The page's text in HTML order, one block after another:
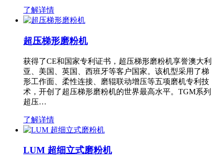
了解详情
超压梯形磨粉机
获得了CE和国家专利证书，超压梯形磨粉机享誉澳大利
亚、美国、英国、西班牙等客户国家。该机型采用了梯
形工作面、柔性连接、磨辊联动增压等五项磨机专利技
术，开创了超压梯形磨粉机的世界最高水平。TGM系列
超压…
了解详情
LUM 超细立式磨粉机